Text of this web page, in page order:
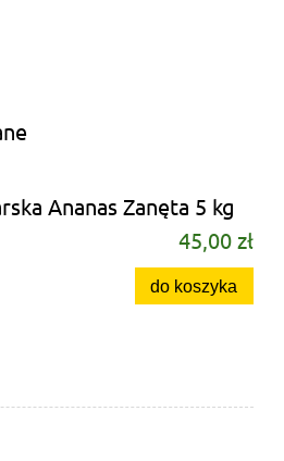
Ananas Zanęta 5 kg
45,00 zł
do koszyka